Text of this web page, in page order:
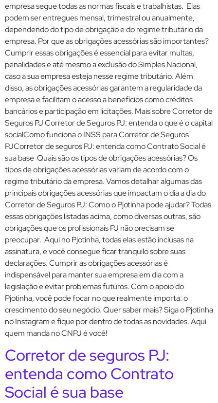
empresa segue todas as normas fiscais e trabalhistas. Elas
podem ser entregues mensal, trimestral ou anualmente,
dependendo do tipo de obrigação e do regime tributário da
empresa. Por que as obrigações acessórias são importantes?
Cumprir essas obrigações é essencial para evitar multas,
penalidades e até mesmo a exclusão do Simples Nacional,
caso a sua empresa esteja nesse regime tributário. Além
disso, as obrigações acessórias garantem a regularidade da
empresa e facilitam o acesso a benefícios como créditos
bancários e participação em licitações. Mais sobre Corretor de
Seguros PJ Corretor de Seguros PJ: entenda o que é o capital
socialComo funciona o INSS para Corretor de Seguros
PJCorretor de seguros PJ: entenda como Contrato Social é
sua base Quais são os tipos de obrigações acessórias? Os
tipos de obrigações acessórias variam de acordo com o
regime tributário da empresa. Vamos detalhar algumas das
principais obrigações acessórias que impactam o dia a dia do
Corretor de Seguros PJ: Como o Pjotinha pode ajudar? Todas
essas obrigações listadas acima, como diversas outras, são
obrigações que os profissionais PJ não precisam se
preocupar. Aqui no Pjotinha, todas elas estão inclusas na
assinatura, e você consegue ficar tranquilo sobre suas
declarações. Cumprir as obrigações acessórias é
indispensável para manter sua empresa em dia com a
legislação e evitar problemas futuros. Com o apoio do
Pjotinha, você pode focar no que realmente importa: o
crescimento do seu negócio. Quer saber mais? Siga o Pjotinha
no Instagram e fique por dentro de todas as novidades. Aqui
quem manda no CNPJ é você!
Corretor de seguros PJ:
entenda como Contrato
Social é sua base